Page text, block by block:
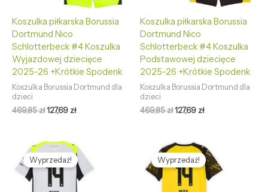
Koszulka piłkarska Borussia
Dortmund Nico
Schlotterbeck #4 Koszulka
Wyjazdowej dziecięce
2025-26 +Krótkie Spodenk
Koszulka Borussia Dortmund dla
dzieci
469,85zł127,69 zł
Koszulka piłkarska Borussia
Dortmund Nico
Schlotterbeck #4 Koszulka
Podstawowej dziecięce
2025-26 +Krótkie Spodenk
Koszulka Borussia Dortmund dla
dzieci
469,85zł127,69 zł
Wyprzedaż!
Pierwotna
cena
wynosiła:
469,85 zł.
Aktualna
cena
wynosi:
127,69 zł.
Wyprzedaż!
Pierwotna
cena
wynosiła:
469,85 zł.
Aktualna
cena
wynosi:
127,69 zł.